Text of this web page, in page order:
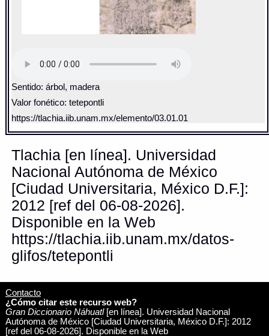
Sentido: árbol, madera
Valor fonético: tetepontli
https://tlachia.iib.unam.mx/elemento/03.01.01
Tlachia [en línea]. Universidad
Nacional Autónoma de México
[Ciudad Universitaria, México D.F.]:
2012 [ref del 06-08-2026].
Disponible en la Web
https://tlachia.iib.unam.mx/datos-
glifos/tetepontli
Contacto
¿Cómo citar este recurso web?
Gran Diccionario Náhuatl[en línea]. Universidad Nacional
Autónoma de México [Ciudad Universitaria, México D.F.]: 2012
[ref del 06-08-2026]. Disponible en la Web